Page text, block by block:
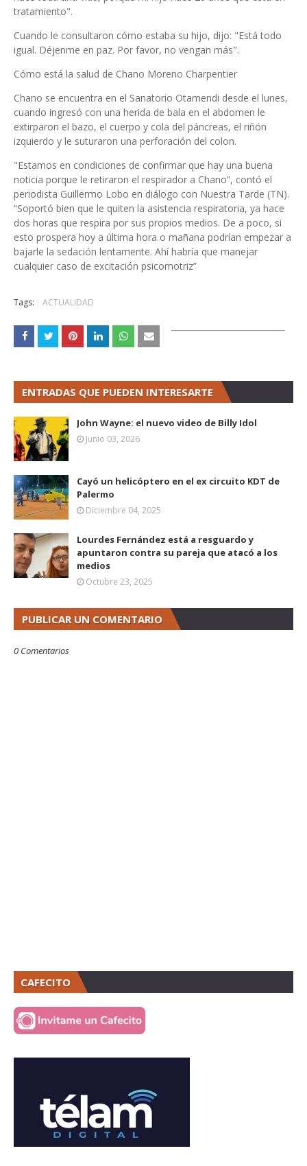
tratamiento".
Cuando le consultaron cómo estaba su hijo, dijo: "Está todo
igual. Déjenme en paz. Por favor, no vengan más".
Cómo está la salud de Chano Moreno Charpentier
Chano se encuentra en el Sanatorio Otamendi desde el lunes,
cuando ingresó con una herida de bala en el abdomen le
extirparon el bazo, el cuerpo y cola del páncreas, el riñón
izquierdo y le suturaron una perforación del colon.
"Estamos en condiciones de confirmar que hay una buena
noticia porque le retiraron el respirador a Chano”, contó el
periodista Guillermo Lobo en diálogo con Nuestra Tarde (TN).
“Soportó bien que le quiten la asistencia respiratoria, ya hace
dos horas que respira por sus propios medios. De a poco, si
esto prospera hoy a última hora o mañana podrían empezar a
bajarle la sedación lentamente. Ahí habría que manejar
cualquier caso de excitación psicomotriz”
Tags: ACTUALIDAD
ENTRADAS QUE PUEDEN INTERESARTE
John Wayne: el nuevo video de Billy Idol
Junio 03, 2026
Cayó un helicóptero en el ex circuito KDT de
Palermo
Diciembre 04, 2025
Lourdes Fernández está a resguardo y
apuntaron contra su pareja que atacó a los
medios
Octubre 23, 2025
PUBLICAR UN COMENTARIO
0 Comentarios
CAFECITO